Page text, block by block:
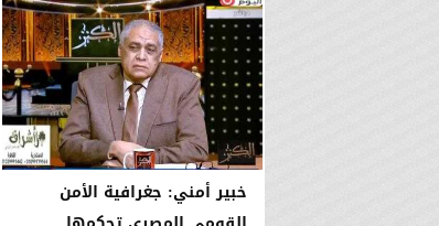
خبير أمني: جغرافية الأمن